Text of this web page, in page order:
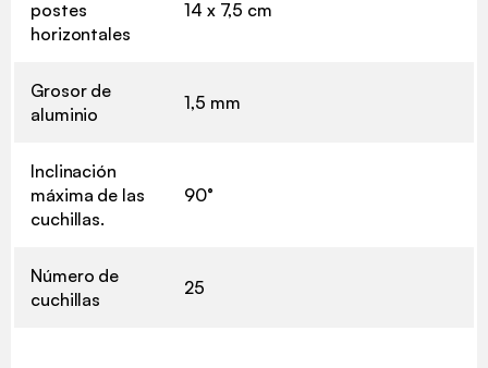
postes
horizontales
14 x 7,5 cm
Grosor de
aluminio
1,5 mm
Inclinación
máxima de las
cuchillas.
90°
Número de
cuchillas
25